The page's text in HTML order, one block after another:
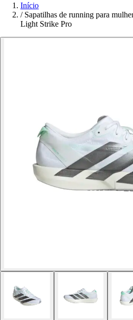
Início
/ Sapatilhas de running para
Light Strike Pro